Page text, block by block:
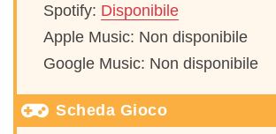
Spotify: Disponibile
Apple Music: Non disponibile
Google Music: Non disponibile
Scheda Gioco